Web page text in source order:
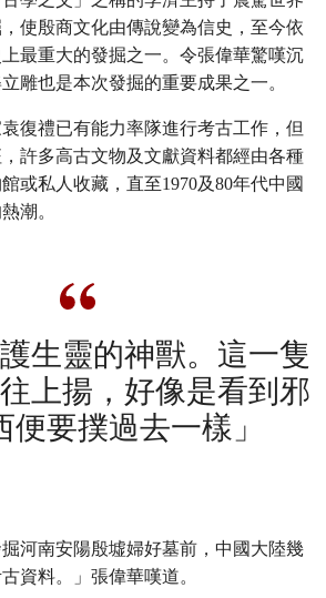
使殷商文化由傳說變為信史，至今依
最重大的發掘之一。令張偉華驚嘆沉
雕也是本次發掘的重要成果之一。
復禮已有能力率隊進行考古工作，但
許多高古文物及文獻資料都經由各種
或私人收藏，直至1970及80年代中國
潮。
護生靈的神獸。這一隻
上揚，好像是看到邪
便要撲過去一樣」
掘河南安陽殷墟婦好墓前，中國大陸幾
資料。」張偉華嘆道。